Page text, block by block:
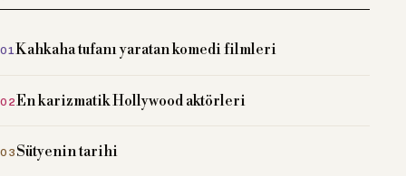
Kahkaha tufanı yaratan komedi filmleri
En karizmatik Hollywood aktörleri
Sütyenin tarihi